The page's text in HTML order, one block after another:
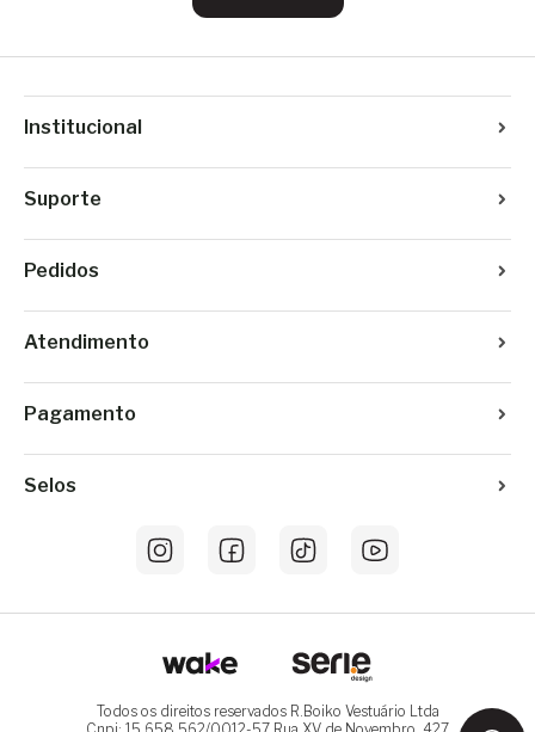
Institucional
Suporte
Pedidos
Atendimento
Pagamento
Selos
Todos os direitos reservados R.Boiko Vestuário Ltda